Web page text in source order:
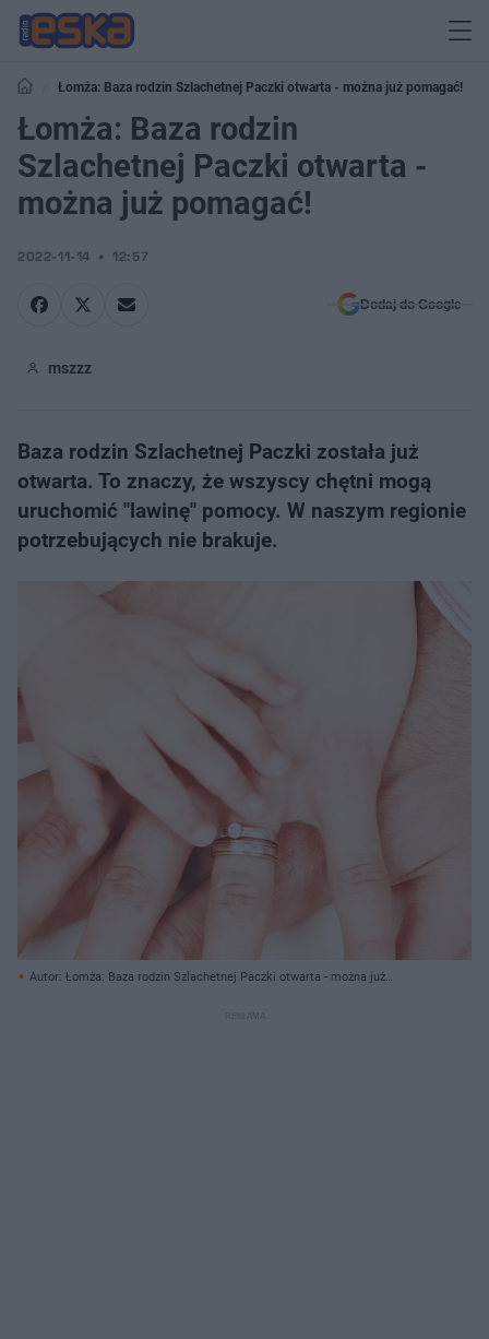
Łomża: Baza rodzin Szlachetnej Paczki otwarta - można już pomagać!
Łomża: Baza rodzin
Szlachetnej Paczki otwarta -
można już pomagać!
2022-11-14 12:57
Dodaj do Google
mszzz
Baza rodzin Szlachetnej Paczki została już
otwarta. To znaczy, że wszyscy chętni mogą
uruchomić "lawinę" pomocy. W naszym regionie
potrzebujących nie brakuje.
Autor: Łomża: Baza rodzin Szlachetnej Paczki otwarta - można już